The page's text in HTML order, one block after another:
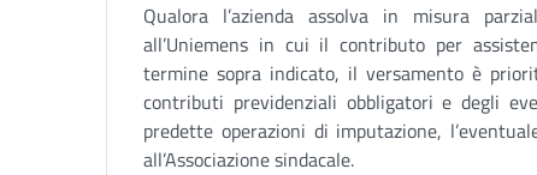
Qualora l’azienda assolva in misura
all’Uniemens in cui il contributo per
termine sopra indicato, il versamento è
contributi previdenziali obbligatori e degli
predette operazioni di imputazione,
all’Associazione sindacale.